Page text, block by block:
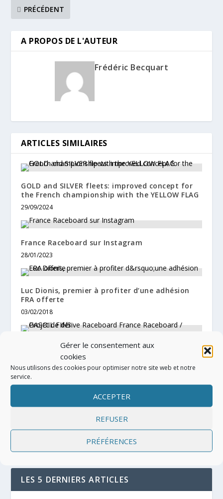
Gérer le consentement aux
cookies
Nous utilisons des cookies pour optimiser notre site web et notre
service.
ACCEPTER
REFUSER
PRÉFÉRENCES
PRÉCÉDENT
A PROPOS DE L'AUTEUR
Frédéric Becquart
ARTICLES SIMILAIRES
GOLD and SILVER fleets: improved concept for
the French championship with the YELLOW FLAG
29/09/2024
France Raceboard sur Instagram
28/01/2023
Luc Dionis, premier à profiter d’une adhésion
FRA offerte
03/02/2018
Projet de dérive Raceboard France Raceboard /
GASOIL FINS
30/08/2017
LES 5 DERNIERS ARTICLES